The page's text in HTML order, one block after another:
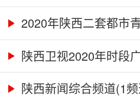
2020年陕西二套都市
陕西卫视2020年时段
陕西新闻综合频道(1